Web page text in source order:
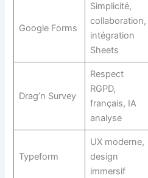
Google Forms
Simplicité,
collaboration,
intégration
Sheets
Drag’n Survey
Respect
RGPD,
français, IA
analyse
Typeform
UX moderne,
design
immersif